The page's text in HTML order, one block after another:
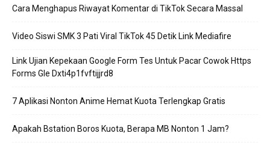
Cara Menghapus Riwayat Komentar di TikTok Secara Massal
Video Siswi SMK 3 Pati Viral TikTok 45 Detik Link Mediafire
Link Ujian Kepekaan Google Form Tes Untuk Pacar Cowok Https
Forms Gle Dxti4p1fvftijjrd8
7 Aplikasi Nonton Anime Hemat Kuota Terlengkap Gratis
Apakah Bstation Boros Kuota, Berapa MB Nonton 1 Jam?